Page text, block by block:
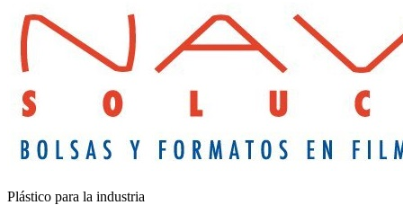
Plástico para la industria